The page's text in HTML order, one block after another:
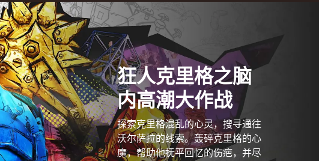
狂人克里格之脑
内高潮大作战
探索克里格混乱的心灵，搜寻通往
沃尔萨拉的线索。轰碎克里格的心
魔，帮助他抚平回忆的伤疤，并尽